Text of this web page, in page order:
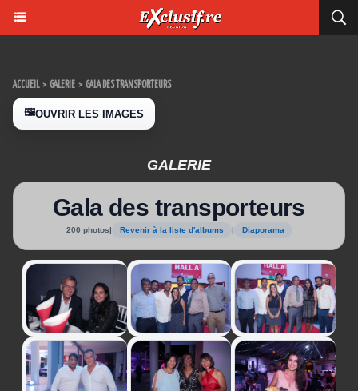
ACCUEIL > GALERIE > GALA DES TRANSPORTEURS
🖼️OUVRIR LES IMAGES
GALERIE
Gala des transporteurs
200 photos| Revenir à la liste d'albums | Diaporama